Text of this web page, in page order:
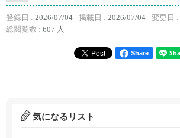
登録日 : 2026/07/04 掲載日 : 2026/07/04 変更日 :
総閲覧数 : 607 人
Share
気になるリスト